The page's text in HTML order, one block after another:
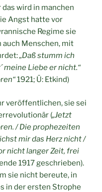
wird in manchen
Angst hatte vor
Regime sie
Menschen, mit
„Daß stumm ich
meine Liebe er nicht.“
1921; Ü: Etkind)
veröffentlichen, sie sei
(„Jetzt
/ Die prophezeiten
mir das Herz nicht /
nicht langer Zeit, frei
1917 geschrieben).
sie nicht bereute, in
in der ersten Strophe